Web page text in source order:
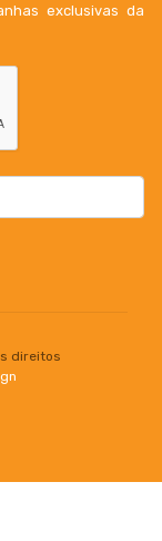
exclusivas da
direitos